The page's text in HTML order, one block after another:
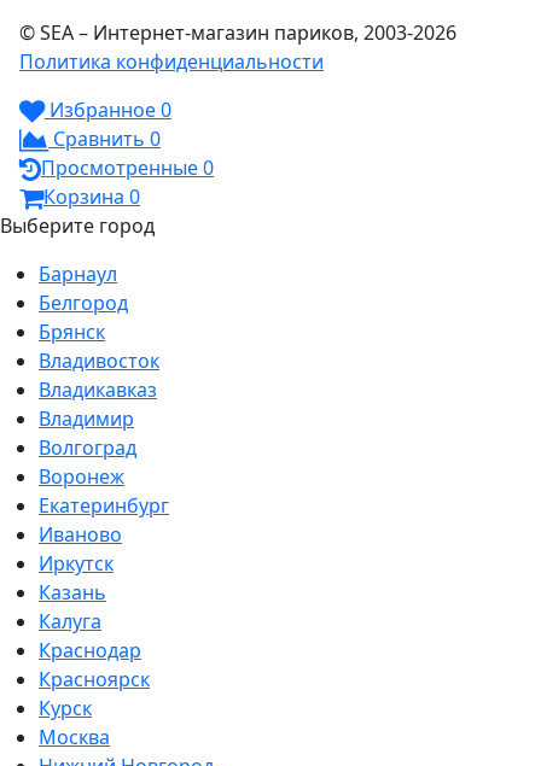
© SEA – Интернет-магазин париков, 2003-2026
Политика конфиденциальности
Избранное0
Сравнить 0
Просмотренные0
Корзина 0
Выберите город
Барнаул
Белгород
Брянск
Владивосток
Владикавказ
Владимир
Волгоград
Воронеж
Екатеринбург
Иваново
Иркутск
Казань
Калуга
Краснодар
Красноярск
Курск
Москва